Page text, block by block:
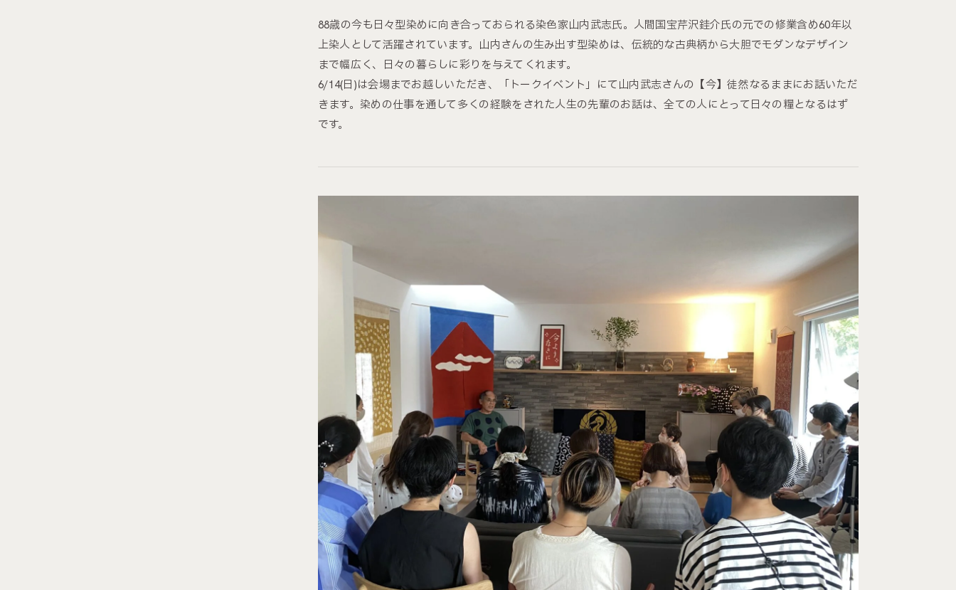
88歳の今も日々型染めに向き合っておられる染色家山内武志氏。人間国宝芹沢銈介氏の元での修業含め60年以
上染人として活躍されています。山内さんの生み出す型染めは、伝統的な古典柄から大胆でモダンなデザイン
まで幅広く、日々の暮らしに彩りを与えてくれます。
6/14(日)は会場までお越しいただき、「トークイベント」にて山内武志さんの【今】徒然なるままにお話いただ
きます。染めの仕事を通して多くの経験をされた人生の先輩のお話は、全ての人にとって日々の糧となるはず
です。